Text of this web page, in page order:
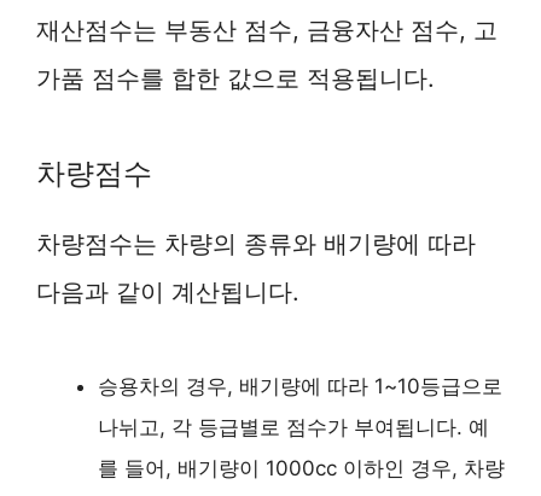
재산점수는 부동산 점수, 금융자산 점수, 고
가품 점수를 합한 값으로 적용됩니다.
차량점수
차량점수는 차량의 종류와 배기량에 따라
다음과 같이 계산됩니다.
승용차의 경우, 배기량에 따라 1~10등급으로
나뉘고, 각 등급별로 점수가 부여됩니다. 예
를 들어, 배기량이 1000cc 이하인 경우, 차량